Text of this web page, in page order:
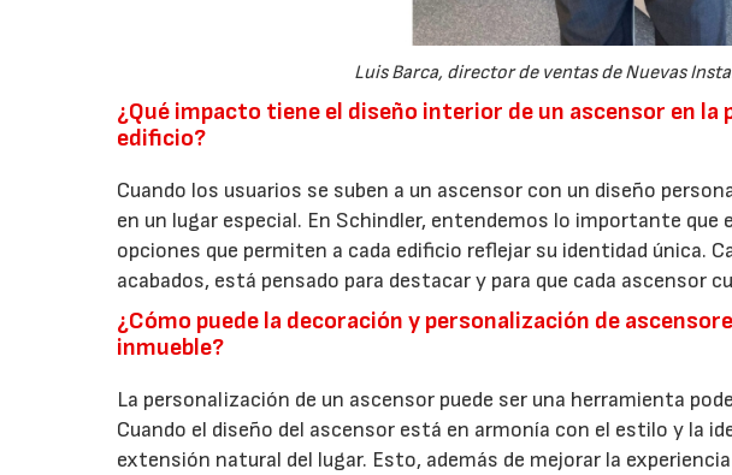
Luis Barca, director de ventas de Nuevas
¿Qué impacto tiene el diseño interior de un ascensor en la
edificio?
Cuando los usuarios se suben a un ascensor con un diseño
en un lugar especial. En Schindler, entendemos lo importante
opciones que permiten a cada edificio reflejar su identidad única.
acabados, está pensado para destacar y para que cada ascensor
¿Cómo puede la decoración y personalización de
inmueble?
La personalización de un ascensor puede ser una herramienta
Cuando el diseño del ascensor está en armonía con el estilo y la
extensión natural del lugar. Esto, además de mejorar la